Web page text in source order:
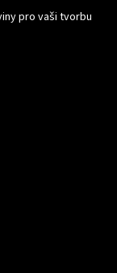
pro vaši tvorbu